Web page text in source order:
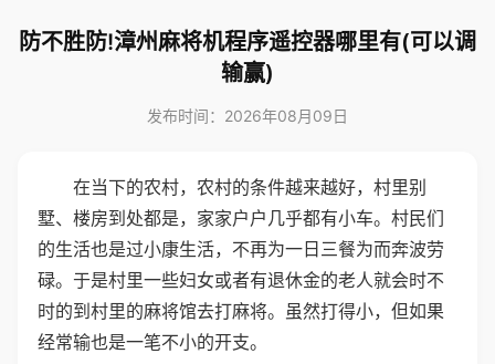
防不胜防!漳州麻将机程序遥控器哪里有(可以调
输赢)
发布时间：2026年08月09日
在当下的农村，农村的条件越来越好，村里别
墅、楼房到处都是，家家户户几乎都有小车。村民们
的生活也是过小康生活，不再为一日三餐为而奔波劳
碌。于是村里一些妇女或者有退休金的老人就会时不
时的到村里的麻将馆去打麻将。虽然打得小，但如果
经常输也是一笔不小的开支。